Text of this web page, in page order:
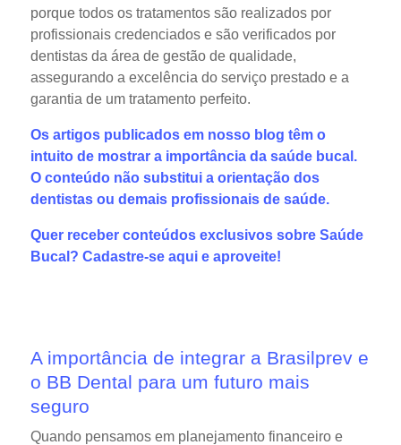
porque todos os tratamentos são realizados por
profissionais credenciados e são verificados por
dentistas da área de gestão de qualidade,
assegurando a excelência do serviço prestado e a
garantia de um tratamento perfeito.
Os artigos publicados em nosso blog têm o
intuito de mostrar a importância da saúde bucal.
O conteúdo não substitui a orientação dos
dentistas ou demais profissionais de saúde.
Quer receber conteúdos exclusivos sobre Saúde
Bucal? Cadastre-se aquie aproveite!
A importância de integrar a Brasilprev e
o BB Dental para um futuro mais
seguro
Quando pensamos em planejamento financeiro e